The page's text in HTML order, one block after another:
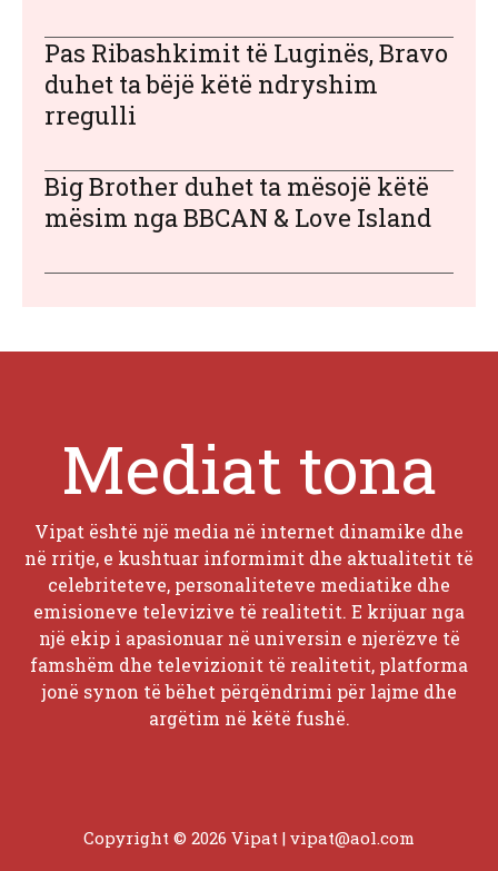
Pas Ribashkimit të Luginës, Bravo
duhet ta bëjë këtë ndryshim
rregulli
Big Brother duhet ta mësojë këtë
mësim nga BBCAN & Love Island
Mediat tona
Vipat është një media në internet dinamike dhe
në rritje, e kushtuar informimit dhe aktualitetit të
celebriteteve, personaliteteve mediatike dhe
emisioneve televizive të realitetit. E krijuar nga
një ekip i apasionuar në universin e njerëzve të
famshëm dhe televizionit të realitetit, platforma
jonë synon të bëhet përqëndrimi për lajme dhe
argëtim në këtë fushë.
Copyright © 2026 Vipat | vipat@aol.com